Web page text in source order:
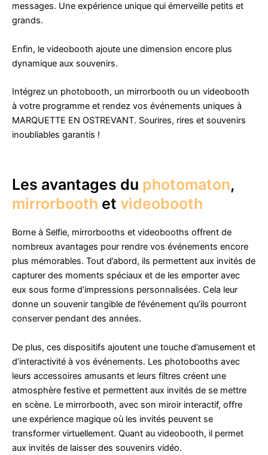
messages. Une expérience unique qui émerveille petits et
grands.
Enfin, le videobooth ajoute une dimension encore plus
dynamique aux souvenirs.
Intégrez un photobooth, un mirrorbooth ou un videobooth
à votre programme et rendez vos événements uniques à
MARQUETTE EN OSTREVANT. Sourires, rires et souvenirs
inoubliables garantis !
Les avantages du photomaton,
mirrorbooth et videobooth
Borne à Selfie, mirrorbooths et videobooths offrent de
nombreux avantages pour rendre vos événements encore
plus mémorables. Tout d’abord, ils permettent aux invités de
capturer des moments spéciaux et de les emporter avec
eux sous forme d’impressions personnalisées. Cela leur
donne un souvenir tangible de l’événement qu’ils pourront
conserver pendant des années.
De plus, ces dispositifs ajoutent une touche d’amusement et
d’interactivité à vos événements. Les photobooths avec
leurs accessoires amusants et leurs filtres créent une
atmosphère festive et permettent aux invités de se mettre
en scène. Le mirrorbooth, avec son miroir interactif, offre
une expérience magique où les invités peuvent se
transformer virtuellement. Quant au videobooth, il permet
aux invités de laisser des souvenirs vidéo.